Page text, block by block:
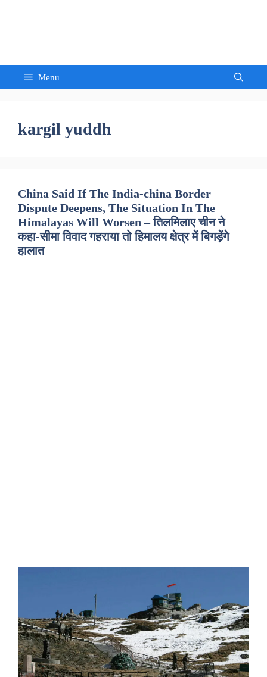
Menu
kargil yuddh
China Said If The India-china Border
Dispute Deepens, The Situation In The
Himalayas Will Worsen – तिलमिलाए चीन ने
कहा-सीमा विवाद गहराया तो हिमालय क्षेत्र में बिगड़ेंगे
हालात